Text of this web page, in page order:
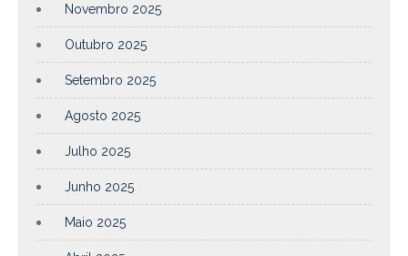
Novembro 2025
Outubro 2025
Setembro 2025
Agosto 2025
Julho 2025
Junho 2025
Maio 2025